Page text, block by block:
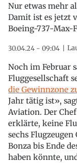
Nur etwas mehr
Damit ist es jetzt
Boeing-737-Max-
30.04.24 - 09:04
Noch im Februar
Fluggesellschaft
die Gewinnzone
Jahr tätig ist»,
Aviation. Der
erklärte, keine
sechs
Bonza bis Ende
haben könnte,